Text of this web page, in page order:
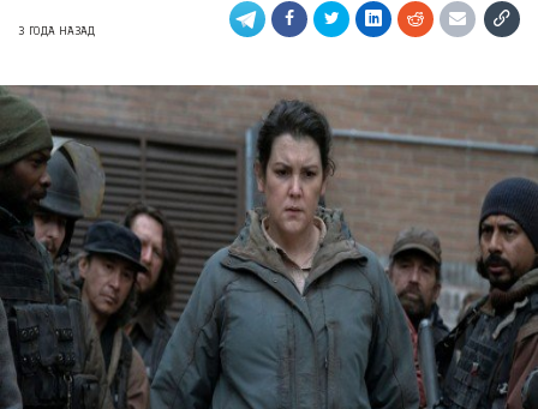
3 ГОДА НАЗАД